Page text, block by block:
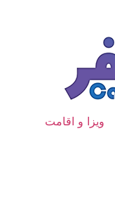
ویزا و اقامت